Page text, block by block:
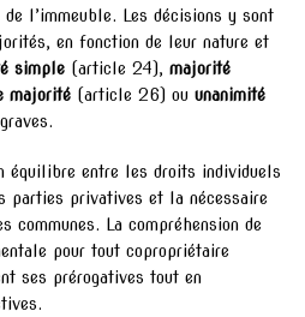
l’immeuble. Les décisions y sont
en fonction de leur nature et
simple (article 24), majorité
majorité (article 26) ou unanimité
équilibre entre les droits individuels
parties privatives et la nécessaire
communes. La compréhension de
pour tout copropriétaire
ses prérogatives tout en